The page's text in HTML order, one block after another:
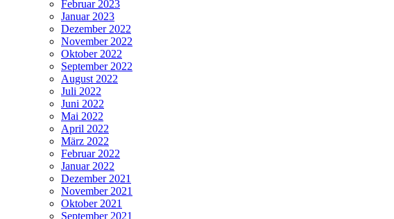
Februar 2023
Januar 2023
Dezember 2022
November 2022
Oktober 2022
September 2022
August 2022
Juli 2022
Juni 2022
Mai 2022
April 2022
März 2022
Februar 2022
Januar 2022
Dezember 2021
November 2021
Oktober 2021
September 2021